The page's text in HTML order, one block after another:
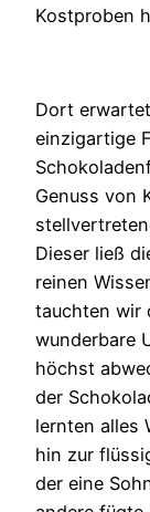
Kostproben
Dort
einzigartige
Genuss von
Dieser ließ
reinen
tauchten wir
wunderbare
höchst
der
lernten alles
hin zur
der eine